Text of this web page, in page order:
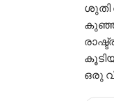
ശുതി
ഒരു